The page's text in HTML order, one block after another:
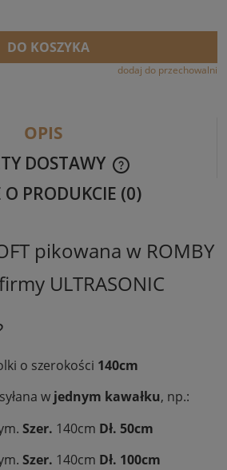
DO KOSZYKA
dodaj do przechowalni
OPIS
DOSTAWY
KOSZTÓW
O PRODUKCIE (0)
pikowana w ROMBY
ULTRASONIC
o szerokości 140cm
w jednym kawałku, np.:
Szer. 140cm Dł. 50cm
Szer. 140cm Dł. 100cm